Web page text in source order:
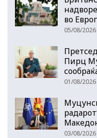
во
05/08/2026
Пирц
01/08/2026
03/08/2026